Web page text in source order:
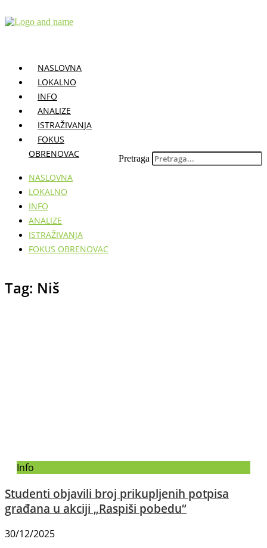
na
NASLOVNA
LOKALNO
INFO
ANALIZE
ISTRAŽIVANJA
FOKUS
OBRENOVAC
NASLOVNA
LOKALNO
INFO
ANALIZE
ISTRAŽIVANJA
FOKUS OBRENOVAC
Pretraga
Tag: Niš
Info
Studenti objavili broj prikupljenih potpisa
građana u akciji „Raspiši pobedu“
30/12/2025